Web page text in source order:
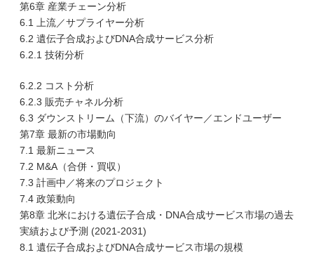
第6章 産業チェーン分析
6.1 上流／サプライヤー分析
6.2 遺伝子合成およびDNA合成サービス分析
6.2.1 技術分析
6.2.2 コスト分析
6.2.3 販売チャネル分析
6.3 ダウンストリーム（下流）のバイヤー／エンドユーザー
第7章 最新の市場動向
7.1 最新ニュース
7.2 M&A（合併・買収）
7.3 計画中／将来のプロジェクト
7.4 政策動向
第8章 北米における遺伝子合成・DNA合成サービス市場の過去
実績および予測 (2021-2031)
8.1 遺伝子合成およびDNA合成サービス市場の規模